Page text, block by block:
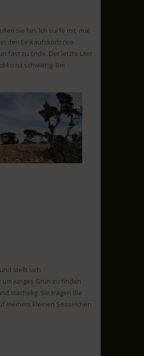
sie hin. Ich surfe mit, mal
den Einkaufskorb (sie
fast zu Ende. Der letzte Liter
ist schwierig. Bei
stellt sich
junges Grün zu finden
stachelig. Sie tragen die
meinem kleinen Sesselchen